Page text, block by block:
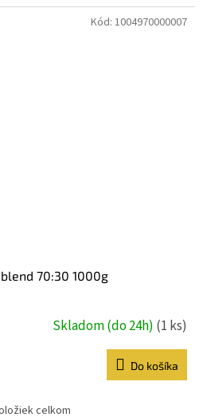
70:30 1000g
Skladom (do 24h) (1 ks)
Do košíka
Kód: 1004970000007
celkom